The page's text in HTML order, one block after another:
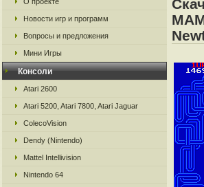
Новости игр и программ
Вопросы и предложения
Мини Игры
Консоли
Atari 2600
Atari 5200, Atari 7800, Atari Jaguar
ColecoVision
Dendy (Nintendo)
Mattel Intellivision
Nintendo 64